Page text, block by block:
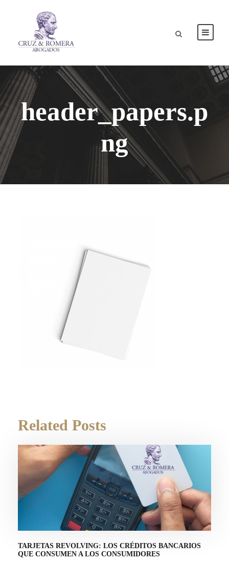
header_papers.p
ng
Related Posts
TARJETAS REVOLVING: LOS CRÉDITOS BANCARIOS
QUE CONSUMEN A LOS CONSUMIDORES